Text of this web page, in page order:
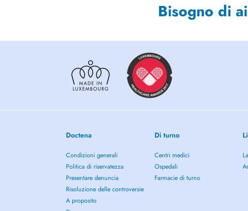
Bisogno di
Doctena
Condizioni generali
Politica di riservatezza
Presentare denuncia
Risoluzione delle controversie
A proposito
Di turno
Centri medici
Ospedali
Farmacie di turno